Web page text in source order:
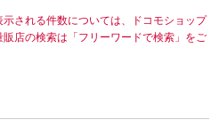
示される件数については、ドコモショップ
店の検索は「フリーワードで検索」をご